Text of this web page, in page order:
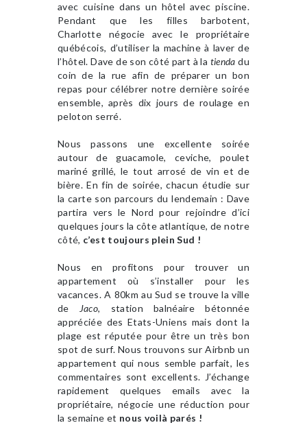
avec cuisine dans un hôtel avec piscine.
Pendant que les filles barbotent,
Charlotte négocie avec le propriétaire
québécois, d’utiliser la machine à laver de
l’hôtel. Dave de son côté part à la tienda du
coin de la rue afin de préparer un bon
repas pour célébrer notre dernière soirée
ensemble, après dix jours de roulage en
peloton serré.
Nous passons une excellente soirée
autour de guacamole, ceviche, poulet
mariné grillé, le tout arrosé de vin et de
bière. En fin de soirée, chacun étudie sur
la carte son parcours du lendemain : Dave
partira vers le Nord pour rejoindre d’ici
quelques jours la côte atlantique, de notre
côté, c’est toujours plein Sud !
Nous en profitons pour trouver un
appartement où s’installer pour les
vacances. A 80km au Sud se trouve la ville
de
Jaco, station balnéaire bétonnée
appréciée des Etats-Uniens mais dont la
plage est réputée pour être un très bon
spot de surf. Nous trouvons sur Airbnb un
appartement qui nous semble parfait, les
commentaires sont excellents. J’échange
rapidement quelques emails avec la
propriétaire, négocie une réduction pour
la semaine et nous voilà parés !